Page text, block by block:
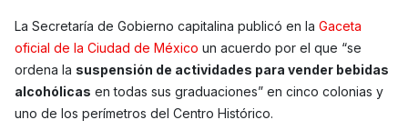
La Secretaría de Gobierno capitalina publicó en la Gaceta
oficial de la Ciudad de México un acuerdo por el que “se
ordena la suspensión de actividades para vender bebidas
alcohólicas en todas sus graduaciones” en cinco colonias y
uno de los perímetros del Centro Histórico.